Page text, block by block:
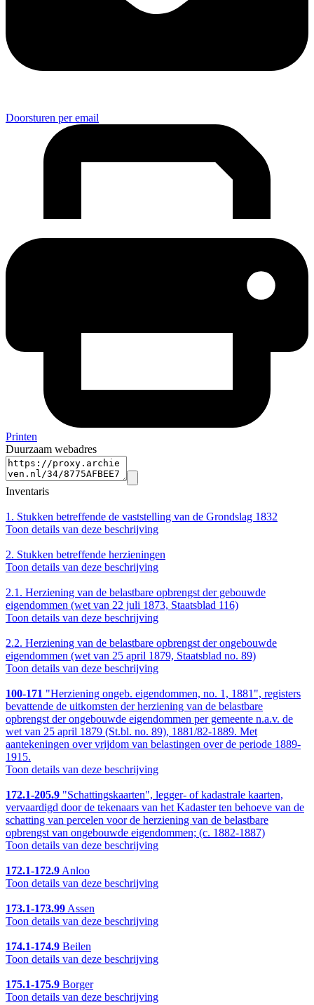
Doorsturen per email
Printen
Duurzaam webadres
Inventaris
1. Stukken betreffende de vaststelling van de Grondslag 1832
Toon details van deze beschrijving
2. Stukken betreffende herzieningen
Toon details van deze beschrijving
2.1. Herziening van de belastbare opbrengst der gebouwde
eigendommen (wet van 22 juli 1873, Staatsblad 116)
Toon details van deze beschrijving
2.2. Herziening van de belastbare opbrengst der ongebouwde
eigendommen (wet van 25 april 1879, Staatsblad no. 89)
Toon details van deze beschrijving
100-171 "Herziening ongeb. eigendommen, no. 1, 1881", registers
bevattende de uitkomsten der herziening van de belastbare
opbrengst der ongebouwde eigendommen per gemeente n.a.v. de
wet van 25 april 1879 (St.bl. no. 89), 1881/82-1889. Met
aantekeningen over vrijdom van belastingen over de periode 1889-
1915.
Toon details van deze beschrijving
172.1-205.9 "Schattingskaarten", legger- of kadastrale kaarten,
vervaardigd door de tekenaars van het Kadaster ten behoeve van de
schatting van percelen voor de herziening van de belastbare
opbrengst van ongebouwde eigendommen; (c. 1882-1887)
Toon details van deze beschrijving
172.1-172.9Anloo
Toon details van deze beschrijving
173.1-173.99Assen
Toon details van deze beschrijving
174.1-174.9 Beilen
Toon details van deze beschrijving
175.1-175.9 Borger
Toon details van deze beschrijving